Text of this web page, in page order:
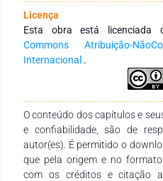
onze semanas, desde a
obtido através da
mesmo período do ano
uma redução de 19% no
retorno do investimento se
Licença
Esta obra está licenciada
Commons Atribuição-
Internacional .
O conteúdo dos capítulos e
e confiabilidade, são de
autor(es). É permitido o
que pela origem e no formato
com os créditos e citação